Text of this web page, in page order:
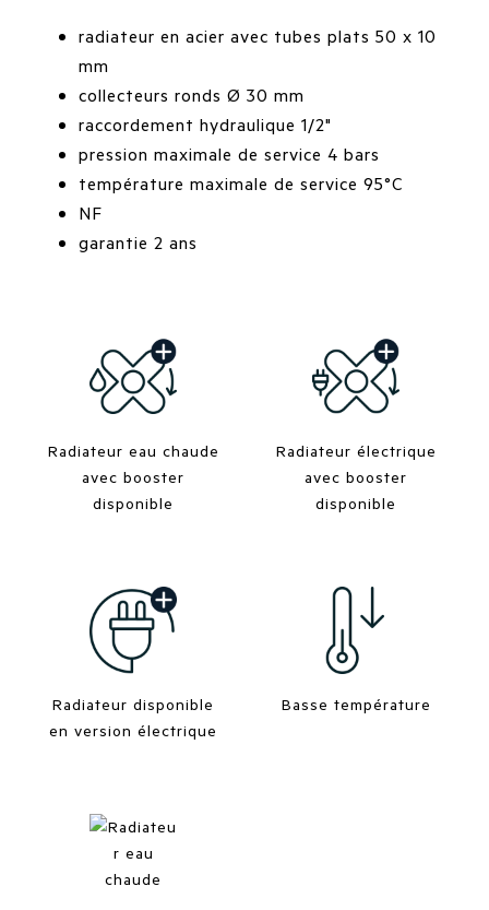
radiateur en acier avec tubes plats 50 x 10
mm
collecteurs ronds Ø 30 mm
raccordement hydraulique 1/2"
pression maximale de service 4 bars
température maximale de service 95°C
NF
garantie 2 ans
Radiateur eau chaude
avec booster
disponible
Radiateur électrique
avec booster
disponible
Radiateur disponible
en version électrique
Basse température